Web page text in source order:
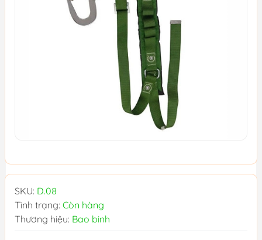
SKU: D.08
Tình trạng: Còn hàng
Thương hiệu: Bao binh